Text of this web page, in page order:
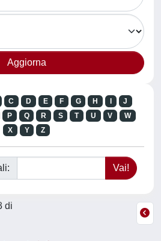
C D E F G H
J
P Q R S T U V
W
X
Y Z
di